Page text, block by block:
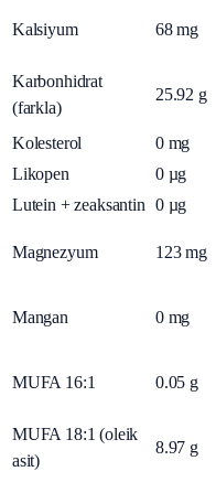
Kalsiyum 68 mg
Karbonhidrat
(farkla)
25.92 g
Kolesterol 0 mg
Likopen
0 µg
Lutein + zeaksantin 0 µg
Magnezyum 123 mg
Mangan 0 mg
MUFA 16:1 0.05 g
MUFA 18:1 (oleik
asit)
8.97 g